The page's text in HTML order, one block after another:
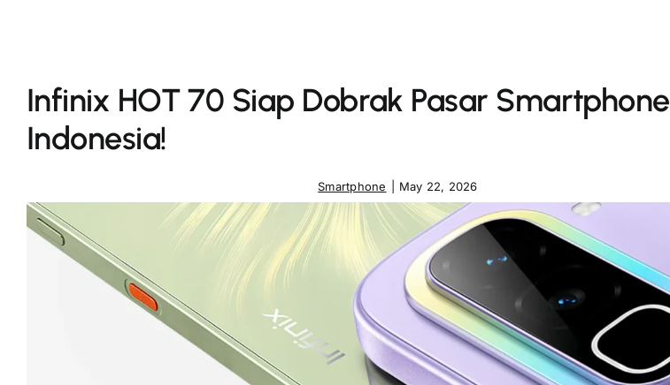
Infinix HOT 70 Siap Dobrak Pasar Smartphone
Indonesia!
Smartphone May 22, 2026